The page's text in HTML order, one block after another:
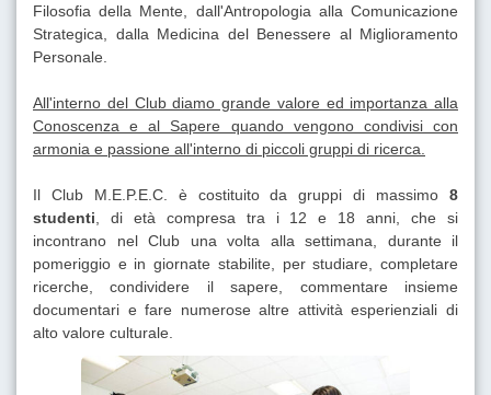
Filosofia della Mente, dall'Antropologia alla Comunicazione
Strategica, dalla Medicina del Benessere al Miglioramento
Personale.
All'interno del Club diamo grande valore ed importanza alla
Conoscenza e al Sapere quando vengono condivisi con
armonia e passione all'interno di piccoli gruppi di ricerca.
Il Club M.E.P.E.C. è costituito da gruppi di massimo 8
studenti , di età compresa tra i 12 e 18 anni, che si
incontrano nel Club una volta alla settimana, durante il
pomeriggio e in giornate stabilite, per studiare, completare
ricerche, condividere il sapere, commentare insieme
documentari e fare numerose altre attività esperienziali di
alto valore culturale.